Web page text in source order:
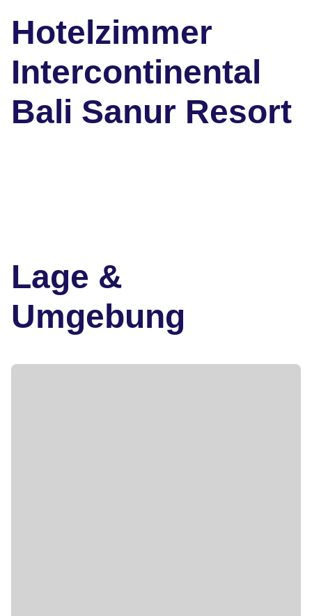
Hotelzimmer
Intercontinental
Bali Sanur Resort
Lage &
Umgebung